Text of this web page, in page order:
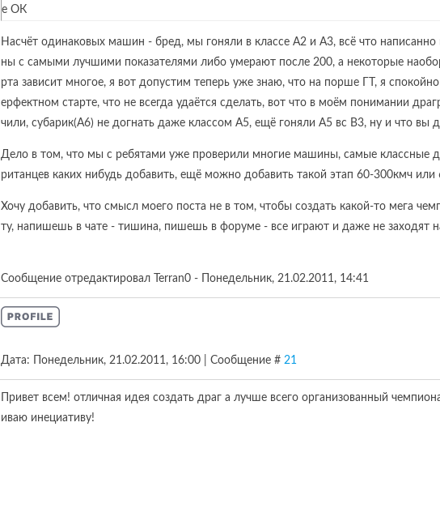
е ОК
Насчёт одинаковых машин - бред, мы гоняли в классе А2 и А3, всё что
ны с самыми лучшими показателями либо умерают после 200, а некоторые
рта зависит многое, я вот допустим теперь уже знаю, что на порше ГТ, я
ерфектном старте, что не всегда удаётся сделать, вот что в моём понимании
чили, субарик(А6) не догнать даже классом А5, ещё гоняли А5 вс В3, ну и что вы
Дело в том, что мы с ребятами уже проверили многие машины, самые классные
ританцев каких нибудь добавить, ещё можно добавить такой этап 60-300кмч или
Хочу добавить, что смысл моего поста не в том, чтобы создать какой-то мега
ту, напишешь в чате - тишина, пишешь в форуме - все играют и даже не заходят
Сообщение отредактировал Terran0 - Понедельник, 21.02.2011, 14:41
Дата: Понедельник, 21.02.2011, 16:00 | Сообщение # 21
Привет всем! отличная идея создать драг а лучше всего организованный
иваю инециативу!